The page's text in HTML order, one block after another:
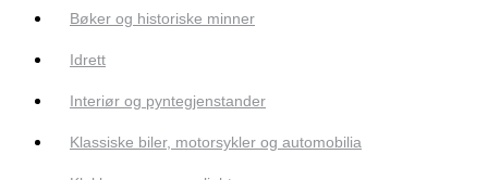
Bøker og historiske minner
Idrett
Interiør og pyntegjenstander
Klassiske biler, motorsykler og automobilia